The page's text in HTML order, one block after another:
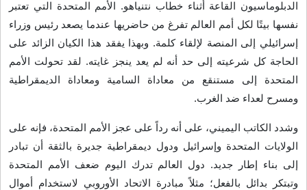
الدبلوماسيون القاعة أثناء خطاب نتنياهو. الأمم المتحدة التي تعتبر
نفسها بيتًا لكل أمم العالم تفرغ من حاضريها عندما يصعد رئيس وزراء
إسرائيلي إلى المنصة لإلقاء كلمة. وبهذا يفقد هذا الكيان الزائد على
الحاجة كل شرعيته إلى حد أنه لم يعد ينجز غايته. لقد تحولت الأمم
المتحدة إلى مستنقع من معاداة السامية ومعاداة الديمقراطية
ومسرح لعداء ضد الغرب.
وشدد الكاتب اليميني، على أنه رداً على عجز الأمم المتحدة، فإنه على
الولايات المتحدة وإسرائيل ودول ديمقراطية جديرة بالثقة أن تبادر
إلى بناء إطار جديد. دول العالم تدرك اليوم ضعف الأمم المتحدة
وتبتكر بدائل بالفعل؛ مثلاً مبادرة الاتحاد الأوروبي لاستخدام أموال